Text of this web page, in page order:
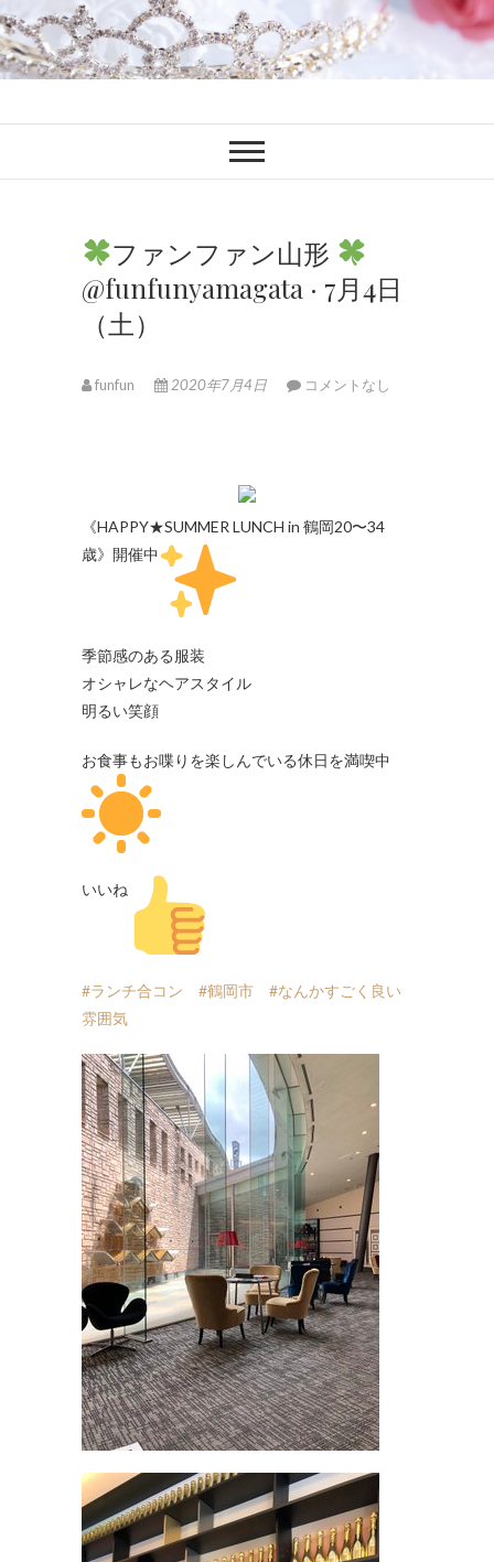
ファンブロ
ファンファン山形
@funfunyamagata · 7月4日
（土）
funfun 2020年7月4日 コメントなし
《HAPPY★SUMMER LUNCH in 鶴岡20〜34
歳》開催中
季節感のある服装
オシャレなヘアスタイル
明るい笑顔
お食事もお喋りを楽しんでいる休日を満喫中
いいね
#ランチ合コン #鶴岡市
#なんかすごく良い
雰囲気